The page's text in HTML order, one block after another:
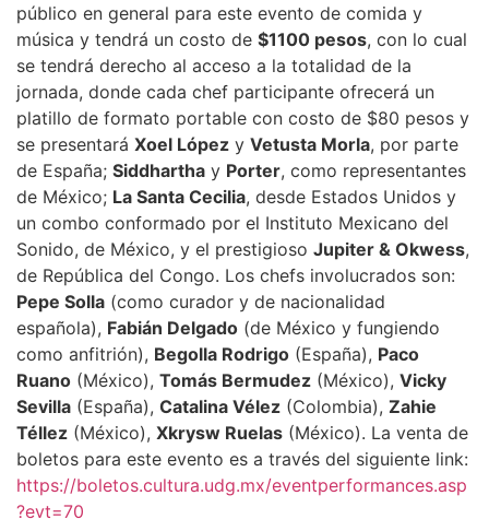
público en general para este evento de comida y
música y tendrá un costo de $1100 pesos, con lo cual
se tendrá derecho al acceso a la totalidad de la
jornada, donde cada chef participante ofrecerá un
platillo de formato portable con costo de $80 pesos y
se presentará Xoel López y Vetusta Morla, por parte
de España; Siddhartha y Porter, como representantes
de México; La Santa Cecilia, desde Estados Unidos y
un combo conformado por el Instituto Mexicano del
Sonido, de México, y el prestigioso Jupiter & Okwess,
de República del Congo. Los chefs involucrados son:
Pepe Solla (como curador y de nacionalidad
española), Fabián Delgado (de México y fungiendo
como anfitrión), Begolla Rodrigo (España), Paco
Ruano (México), Tomás Bermudez (México), Vicky
Sevilla (España), Catalina Vélez (Colombia), Zahie
Téllez (México), Xkrysw Ruelas (México). La venta de
boletos para este evento es a través del siguiente link:
https://boletos.cultura.udg.mx/eventperformances.asp
?evt=70